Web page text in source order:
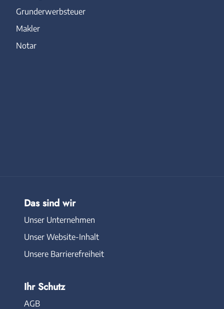
Grunderwerbsteuer
Makler
Notar
Das sind wir
Unser Unternehmen
Unser Website-Inhalt
Unsere Barrierefreiheit
Ihr Schutz
AGB